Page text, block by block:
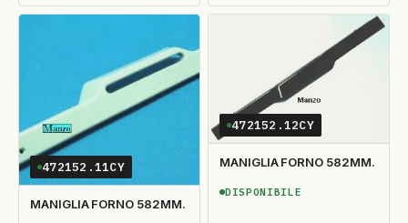
472152.11CY
MANIGLIA FORNO 582MM.
472152.12CY
MANIGLIA FORNO 582MM.
DISPONIBILE
DISPONIBILE